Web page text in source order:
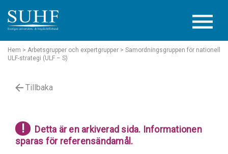
Hem > Arbetsgrupper och expertgrupper > Samordningsgruppen för nationell
ULF-strategi (ULF – S)
Tillbaka
!
Detta är en arkiverad sida. Informationen
sparas för referensändamål.